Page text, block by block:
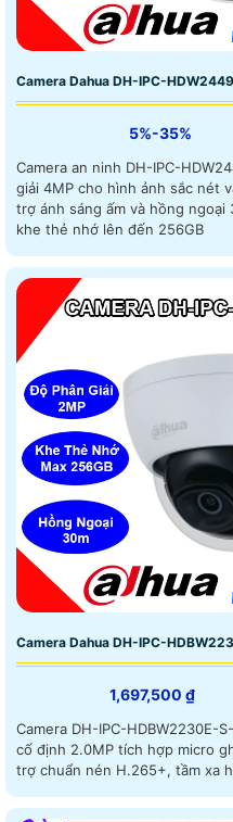
Camera Dahua DH-IPC-
5%-35%
Camera an ninh DH-IPC-
giải 4MP cho hình ảnh sắc nét và chân thực.
trợ ánh sáng ấm và hồng ngoại
khe thẻ nhớ lên đến 256GB
Camera Dahua DH-IPC-
1,697,500 ₫
Camera DH-IPC-HDBW2230E-
cố định 2.0MP tích hợp micro ghi
trợ chuẩn nén H.265+, tầm xa